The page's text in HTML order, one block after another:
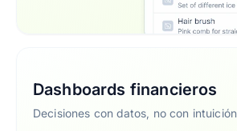
Dashboards financieros
Decisiones con datos, no con intuición